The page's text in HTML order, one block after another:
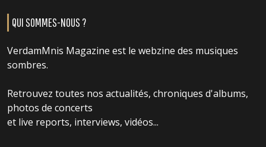
QUI SOMMES-NOUS ?
VerdamMnis Magazine est le webzine des musiques
sombres.
Retrouvez toutes nos actualités, chroniques d'albums,
photos de concerts
et live reports, interviews, vidéos...